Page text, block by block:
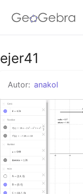
Google Classroom
GeoGebra
ejer41
Autor: anakol